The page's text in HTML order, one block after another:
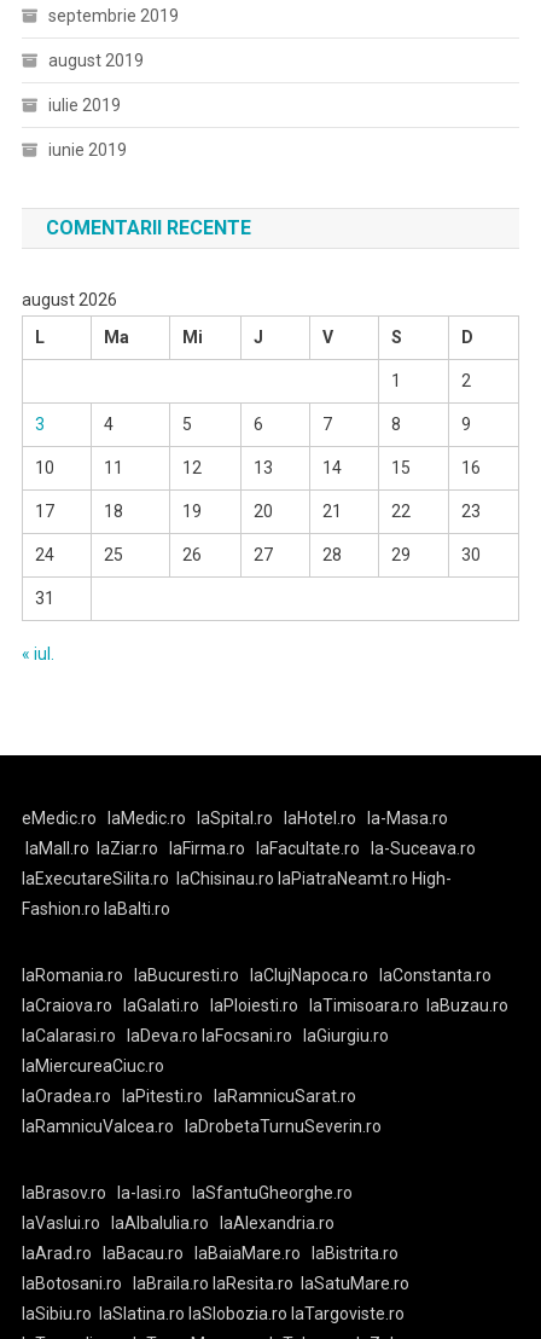
septembrie 2019
august 2019
iulie 2019
iunie 2019
COMENTARII RECENTE
august 2026
L
Ma Mi J V S D
1 2
3 4 5 6 7 8 9
10 11 12 13 14 15 16
17 18 19 20 21 22 23
24 25 26 27 28 29 30
31
« iul.
eMedic.ro laMedic.ro laSpital.ro laHotel.ro
la-Masa.ro
laMall.ro
laZiar.ro laFirma.ro laFacultate.ro
la-Suceava.ro
laExecutareSilita.ro
laChisinau.ro laPiatraNeamt.ro High-
Fashion.ro laBalti.ro
laRomania.ro laBucuresti.ro laClujNapoca.ro
laConstanta.ro
laCraiova.ro
laGalati.ro laPloiesti.ro laTimisoara.ro
laBuzau.ro
laCalarasi.ro
laDeva.ro laFocsani.ro
laGiurgiu.ro
laMiercureaCiuc.ro
laOradea.ro
laPitesti.ro
laRamnicuSarat.ro
laRamnicuValcea.ro
laDrobetaTurnuSeverin.ro
laBrasov.ro la-Iasi.ro
laSfantuGheorghe.ro
laVaslui.ro
laAlbaIulia.ro
laAlexandria.ro
laArad.ro
laBacau.ro laBaiaMare.ro
laBistrita.ro
laBotosani.ro
laBraila.ro laResita.ro
laSatuMare.ro
laSibiu.ro
laSlatina.ro laSlobozia.ro laTargoviste.ro